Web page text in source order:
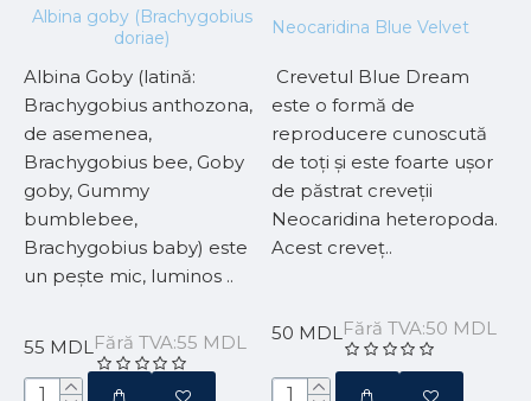
Albina goby (Brachygobius
doriae)
Albina Goby (latină:
Brachygobius anthozona,
de asemenea,
Brachygobius bee, Goby
goby, Gummy
bumblebee,
Brachygobius baby) este
un pește mic, luminos ..
55 MDLFără TVA:55 MDL
Neocaridina Blue Velvet
Crevetul Blue Dream
este o formă de
reproducere cunoscută
de toți și este foarte ușor
de păstrat creveții
Neocaridina heteropoda.
Acest creveț..
50 MDLFără TVA:50 MDL